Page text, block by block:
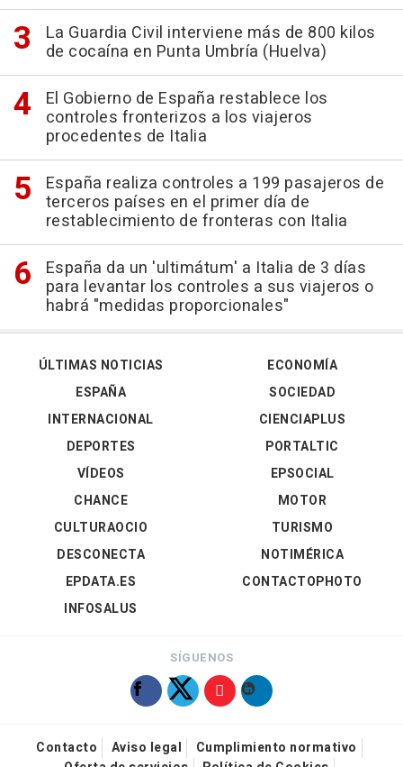
La Guardia Civil interviene más de 800 kilos
de cocaína en Punta Umbría (Huelva)
El Gobierno de España restablece los
controles fronterizos a los viajeros
procedentes de Italia
España realiza controles a 199 pasajeros de
terceros países en el primer día de
restablecimiento de fronteras con Italia
España da un 'ultimátum' a Italia de 3 días
para levantar los controles a sus viajeros o
habrá "medidas proporcionales"
ÚLTIMAS NOTICIAS
ESPAÑA
INTERNACIONAL
DEPORTES
VÍDEOS
ECONOMÍA
SOCIEDAD
CIENCIAPLUS
PORTALTIC
EPSOCIAL
CHANCE
CULTURAOCIO
DESCONECTA
EPDATA.ES
INFOSALUS
MOTOR
TURISMO
NOTIMÉRICA
CONTACTOPHOTO
SÍGUENOS
Contacto Aviso legal
Cumplimiento normativo